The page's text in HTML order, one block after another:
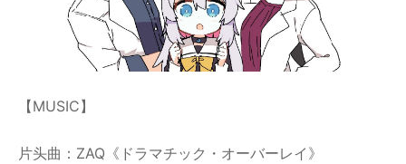
【MUSIC】
片头曲：ZAQ《ドラマチック・オーバーレイ》